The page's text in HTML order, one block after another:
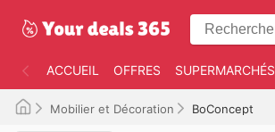
ACCUEIL OFFRES SUPERMARCHÉS
Mobilier et Décoration BoConcept